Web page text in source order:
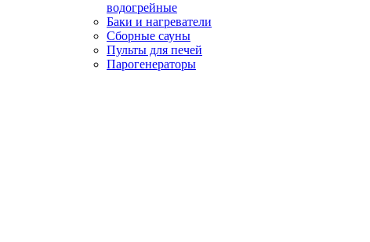
водогрейные
Баки и нагреватели
Сборные сауны
Пульты для печей
Парогенераторы